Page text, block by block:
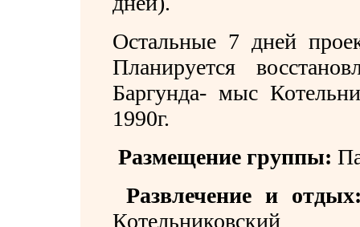
Остальные 7 дней
Планируется
Баргунда- мыс
1990г.
Размещение группы:
Развлечение и
Котельниковский